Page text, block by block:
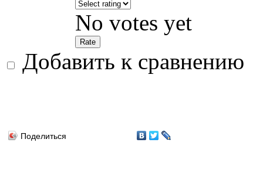
No votes yet
Добавить к сравнению
Поделиться